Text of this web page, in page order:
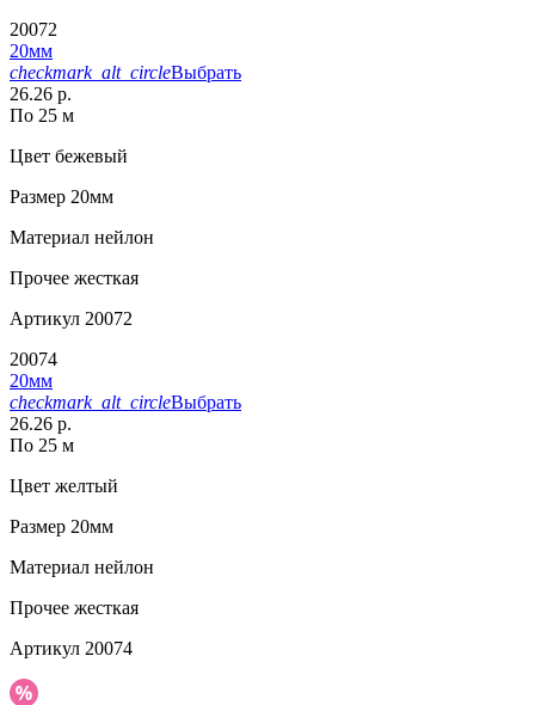
20072
20мм
checkmark_alt_circleВыбрать
26.26 р.
По 25 м
Цвет бежевый
Размер 20мм
Материал нейлон
Прочее жесткая
Артикул 20072
20074
20мм
checkmark_alt_circleВыбрать
26.26 р.
По 25 м
Цвет желтый
Размер 20мм
Материал нейлон
Прочее жесткая
Артикул 20074